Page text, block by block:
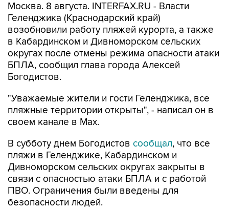
Москва. 8 августа. INTERFAX.RU - Власти
Геленджика (Краснодарский край)
возобновили работу пляжей курорта, а также
в Кабардинском и Дивноморском сельских
округах после отмены режима опасности атаки
БПЛА, сообщил глава города Алексей
Богодистов.
"Уважаемые жители и гости Геленджика, все
пляжные территории открыты", - написал он в
своем канале в Max.
В субботу днем Богодистов сообщал, что все
пляжи в Геленджике, Кабардинском и
Дивноморском сельских округах закрыты в
связи с опасностью атаки БПЛА и с работой
ПВО. Ограничения были введены для
безопасности людей.